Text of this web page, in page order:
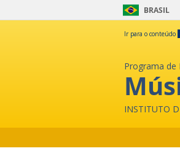
BRASIL
Ir para o conteúdo
Programa de
INSTITUTO